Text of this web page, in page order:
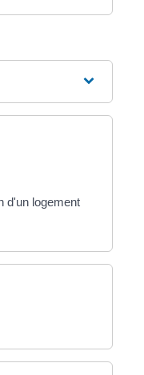
d'un logement